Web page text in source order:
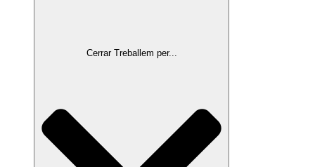
Cerrar Treballem per...